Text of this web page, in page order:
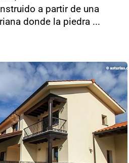
a partir de una
donde la piedra ...